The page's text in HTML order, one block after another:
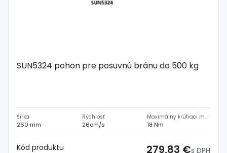
SUN5324 pohon pre posuvnú bránu do 500 kg
Šírka
260 mm
Rýchlosť
26cm/s
Maximálny krútiaci moment
18 Nm
Kód produktu
279,83 €s DPH